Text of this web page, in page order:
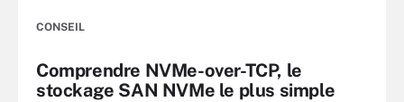
CONSEIL
Comprendre NVMe-over-TCP, le
stockage SAN NVMe le plus simple